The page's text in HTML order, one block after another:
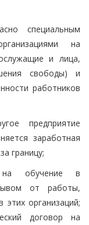
специальным
на
и лица,
свободы) и
работников
предприятие
заработная
границу;
на обучение в
от работы,
организаций;
договор на